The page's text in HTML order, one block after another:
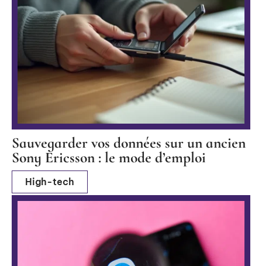
Sauvegarder vos données sur un ancien
Sony Ericsson : le mode d’emploi
High-tech